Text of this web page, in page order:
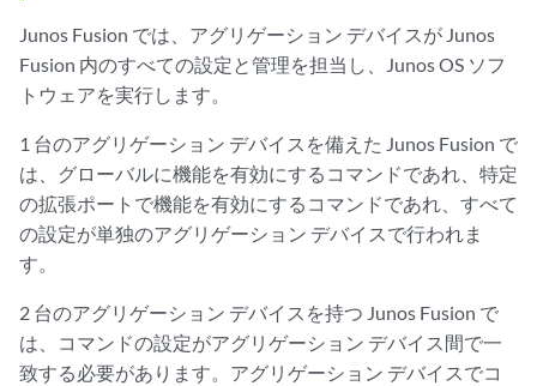
Junos Fusion では、アグリゲーション デバイスが Junos
Fusion 内のすべての設定と管理を担当し、Junos OS ソフ
トウェアを実行します。
1 台のアグリゲーション デバイスを備えた Junos Fusion で
は、グローバルに機能を有効にするコマンドであれ、特定
の拡張ポートで機能を有効にするコマンドであれ、すべて
の設定が単独のアグリゲーション デバイスで行われま
す。
2 台のアグリゲーション デバイスを持つ Junos Fusion で
は、コマンドの設定がアグリゲーション デバイス間で一
致する必要があります。アグリゲーション デバイスでコ